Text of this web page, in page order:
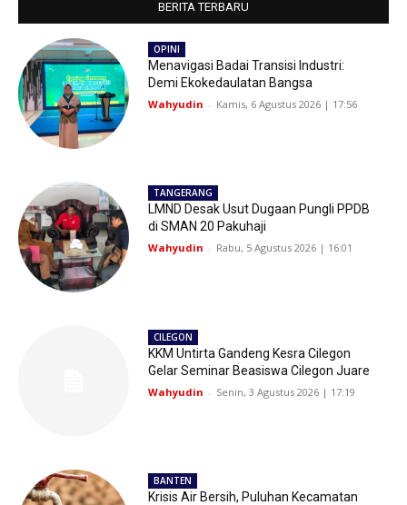
BERITA TERBARU
OPINI
Menavigasi Badai Transisi Industri:
Demi Ekokedaulatan Bangsa
Wahyudin - Kamis, 6 Agustus 2026 | 17:56
TANGERANG
LMND Desak Usut Dugaan Pungli PPDB
di SMAN 20 Pakuhaji
Wahyudin - Rabu, 5 Agustus 2026 | 16:01
CILEGON
KKM Untirta Gandeng Kesra Cilegon
Gelar Seminar Beasiswa Cilegon Juare
Wahyudin - Senin, 3 Agustus 2026 | 17:19
BANTEN
Krisis Air Bersih, Puluhan Kecamatan